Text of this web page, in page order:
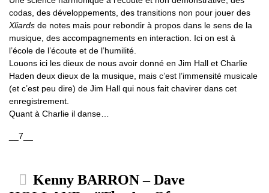
codas, des développements, des transitions non pour jouer des
Xliards de notes mais pour rebondir à propos dans le sens de la
musique, des accompagnements en interaction. Ici on est à
l’école de l’écoute et de l’humilité.
Louons ici les dieux de nous avoir donné en Jim Hall et Charlie
Haden deux dieux de la musique, mais c’est l’immensité musicale
(et c’est peu dire) de Jim Hall qui nous fait chavirer dans cet
enregistrement.
Quant à Charlie il danse…
__7__
Kenny BARRON – Dave